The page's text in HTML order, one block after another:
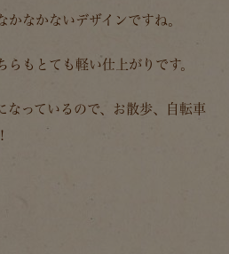
なかないデザインですね。
もとても軽い仕上がりです。
なっているので、お散歩、自転車